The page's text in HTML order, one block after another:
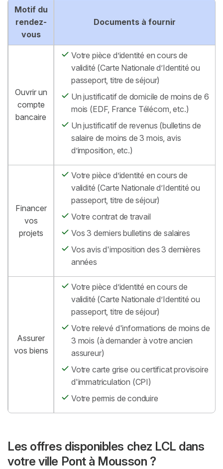
Motif du
rendez-
vous
Documents à fournir
Ouvrir un
compte
bancaire
Votre pièce d’identité en cours de
validité (Carte Nationale d’Identité ou
passeport, titre de séjour)
Un justificatif de domicile de moins de 6
mois (EDF, France Télécom, etc.)
Un justificatif de revenus (bulletins de
salaire de moins de 3 mois, avis
d’imposition, etc.)
Financer
vos
projets
Votre pièce d’identité en cours de
validité (Carte Nationale d’Identité ou
passeport, titre de séjour)
Votre contrat de travail
Vos 3 derniers bulletins de salaires
Vos avis d'imposition des 3 dernières
années
Assurer
vos biens
Votre pièce d’identité en cours de
validité (Carte Nationale d’Identité ou
passeport, titre de séjour)
Votre relevé d'informations de moins de
3 mois (à demander à votre ancien
assureur)
Votre carte grise ou certificat provisoire
d'immatriculation (CPI)
Votre permis de conduire
Les offres disponibles chez LCL dans
votre ville Pont à Mousson ?